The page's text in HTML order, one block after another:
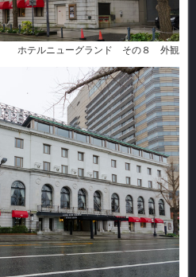
ホテルニューグランド その８ 外観